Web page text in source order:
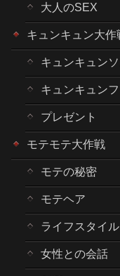
大人のSEX
キュンキュン大作
キュンキュン
キュンキュン
プレゼント
モテモテ大作戦
モテの秘密
モテヘア
ライフスタイル
女性との会話